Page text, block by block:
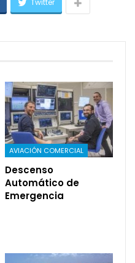
AVIACIÓN COMERCIAL
Descenso
Automático de
Emergencia